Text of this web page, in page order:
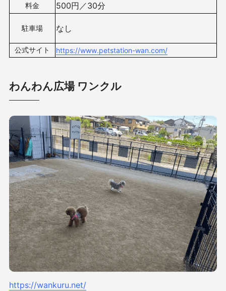
料金 500円／30分
駐車場 なし
公式サイト https://www.petstation-wan.com/
わんわん広場 ワンクル
https://wankuru.net/